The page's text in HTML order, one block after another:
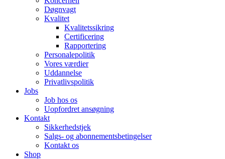
Døgnvagt
Kvalitet
Kvalitetssikring
Certificering
Rapportering
Personalepolitik
Vores værdier
Uddannelse
Privatlivspolitik
Jobs
Job hos os
Uopfordret ansøgning
Kontakt
Sikkerhedstjek
Salgs- og abonnementsbetingelser
Kontakt os
Shop